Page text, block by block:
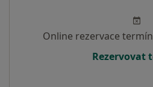
Online rezervace
Rezervovat